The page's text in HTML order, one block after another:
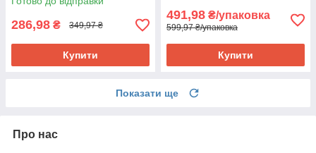
286,98 ₴ 349,97 ₴
Купити
491,98 ₴/упаковка
599,97 ₴/упаковка
Купити
Показати ще
Про нас